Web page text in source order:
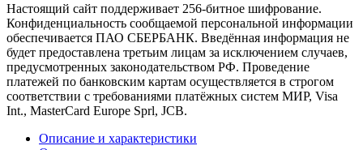
Настоящий сайт поддерживает 256-битное шифрование.
Конфиденциальность сообщаемой персональной информации
обеспечивается ПАО СБЕРБАНК. Введённая информация не
будет предоставлена третьим лицам за исключением случаев,
предусмотренных законодательством РФ. Проведение
платежей по банковским картам осуществляется в строгом
соответствии с требованиями платёжных систем МИР, Visa
Int., MasterCard Europe Sprl, JCB.
Описание и характеристики